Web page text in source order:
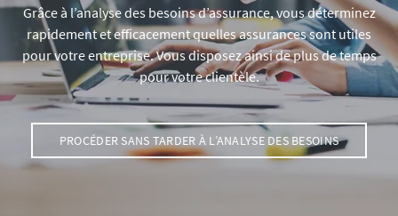
Grâce à l’analyse des besoins d’assurance, vous déterminez
rapidement et efficacement quelles assurances sont utiles
pour votre entreprise. Vous disposez ainsi de plus de temps
pour votre clientèle.
PROCÉDER SANS TARDER À L’ANALYSE DES BESOINS